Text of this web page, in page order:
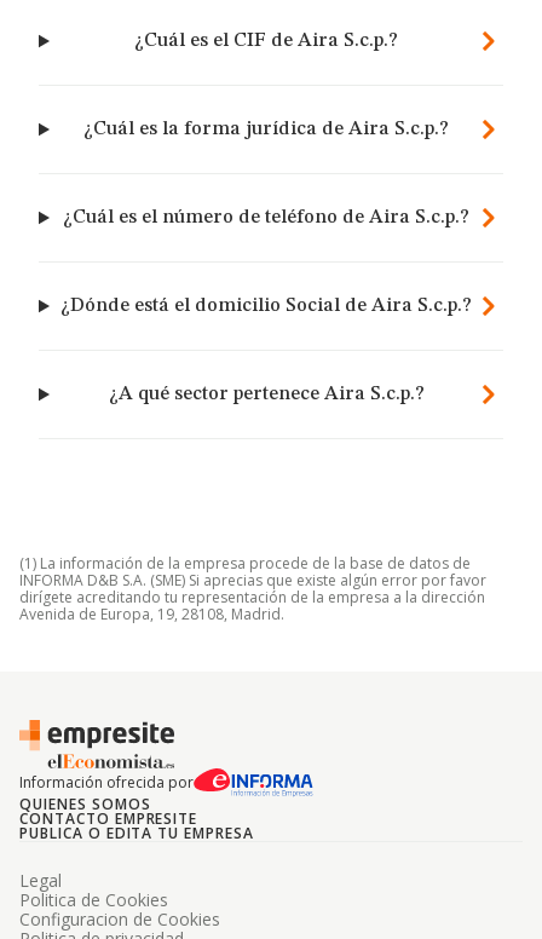
¿Cuál es el CIF de Aira S.c.p.?
¿Cuál es la forma jurídica de Aira S.c.p.?
¿Cuál es el número de teléfono de Aira S.c.p.?
¿Dónde está el domicilio Social de Aira S.c.p.?
¿A qué sector pertenece Aira S.c.p.?
(1) La información de la empresa procede de la base de datos de
INFORMA D&B S.A. (SME) Si aprecias que existe algún error por favor
dirígete acreditando tu representación de la empresa a la dirección
Avenida de Europa, 19, 28108, Madrid.
Información ofrecida por
QUIENES SOMOS
CONTACTO EMPRESITE
PUBLICA O EDITA TU EMPRESA
Legal
Politica de Cookies
Configuracion de Cookies